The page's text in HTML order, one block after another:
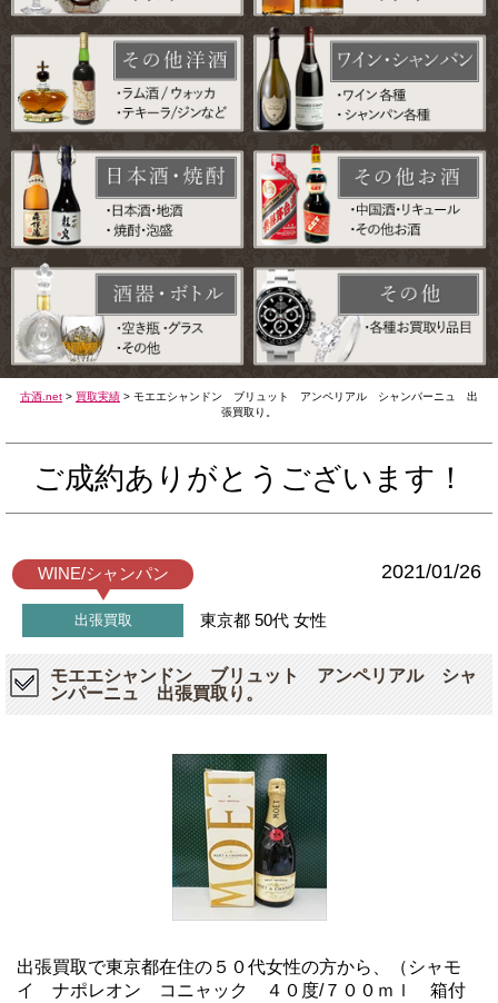
古酒.net > 買取実績 > モエエシャンドン ブリュット アンペリアル シャンパーニュ 出
張買取り。
ご成約ありがとうございます！
WINE/シャンパン 2021/01/26
出張買取 東京都 50代 女性
モエエシャンドン ブリュット アンペリアル シャ
ンパーニュ 出張買取り。
出張買取で東京都在住の５０代女性の方から、（シャモ
イ ナポレオン コニャック ４０度/７００ｍｌ 箱付